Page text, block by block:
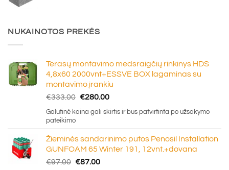
NUKAINOTOS PREKĖS
Terasų montavimo medsraigčių rinkinys HDS
4,8x60 2000vnt+ESSVE BOX lagaminas su
montavimo įrankiu
€333.00 Original
price
was:
€280.00Current
price
Galutinė kaina gali skirtis ir bus patvirtinta po užsakymo
pateikimo
Žieminės sandarinimo putos Penosil Installation
GUNFOAM 65 Winter 191, 12vnt.+dovana
€97.00 Original
€87.00Current